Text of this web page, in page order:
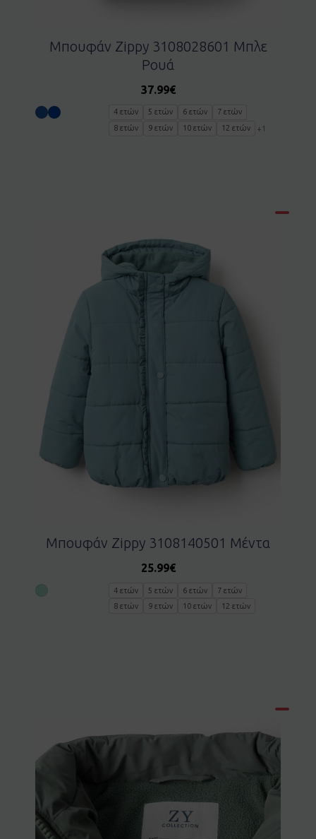
Μπουφάν Zippy 3108028601 Μπλε
Ρουά
37.99€
4 ετών 5 ετών 6 ετών
7 ετών
8 ετών
9 ετών 10 ετών 12 ετών +1
Μπουφάν Zippy 3108140501 Μέντα
25.99€
4 ετών 5 ετών 6 ετών
7 ετών
8 ετών
9 ετών 10 ετών 12 ετών